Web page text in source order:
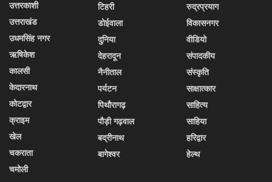
उत्तरकाशी
उत्तराखंड
उधमसिंह नगर
ऋषिकेश
कालसी
केदारनाथ
कोटद्वार
क्राइम
खेल
चकराता
चमोली
टिहरी
डोईवाला
दुनिया
देहरादून
नैनीताल
पर्यटन
पिथौरागढ़
पौड़ी गढ़वाल
बद्रीनाथ
बागेश्वर
रुद्रप्रयाग
विकासनगर
वीडियो
संपादकीय
संस्कृति
साक्षात्कार
साहित्य
साहिया
हरिद्वार
हेल्थ